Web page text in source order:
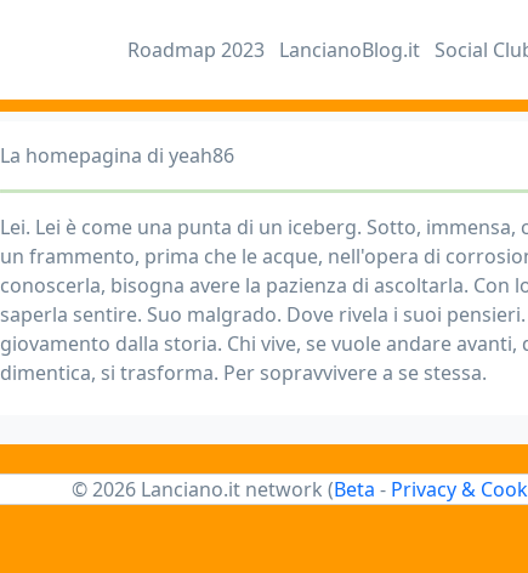
Roadmap 2023 LancianoBlog.it Social
La homepagina di yeah86
Lei. Lei è come una punta di un iceberg. Sotto,
un frammento, prima che le acque, nell'opera di
conoscerla, bisogna avere la pazienza di ascoltarla. Con
saperla sentire. Suo malgrado. Dove rivela i suoi
giovamento dalla storia. Chi vive, se vuole andare avanti,
dimentica, si trasforma. Per sopravvivere a se stessa.
© 2026 Lanciano.it network (Beta - Privacy &